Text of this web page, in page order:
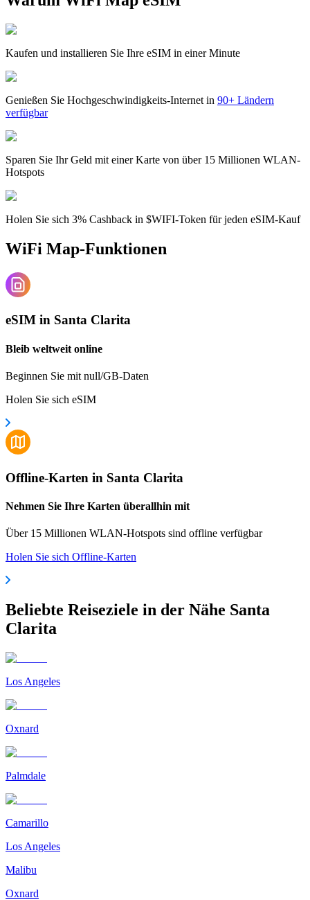
Kaufen und installieren Sie Ihre eSIM in einer Minute
Genießen Sie Hochgeschwindigkeits-Internet in 90+ Ländern
verfügbar
Sparen Sie Ihr Geld mit einer Karte von über 15 Millionen WLAN-
Hotspots
Holen Sie sich 3% Cashback in $WIFI-Token für jeden eSIM-Kauf
WiFi Map-Funktionen
eSIM in Santa Clarita
Bleib weltweit online
Beginnen Sie mit null/GB-Daten
Holen Sie sich eSIM
Offline-Karten in Santa Clarita
Nehmen Sie Ihre Karten überallhin mit
Über 15 Millionen WLAN-Hotspots sind offline verfügbar
Holen Sie sich Offline-Karten
Beliebte Reiseziele in der Nähe Santa
Clarita
Los Angeles
Oxnard
Palmdale
Camarillo
Los Angeles
Malibu
Oxnard